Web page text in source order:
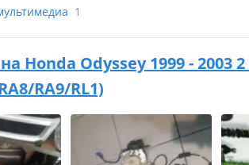
1
Honda Odyssey 1999 - 2003
RA9/RL1)